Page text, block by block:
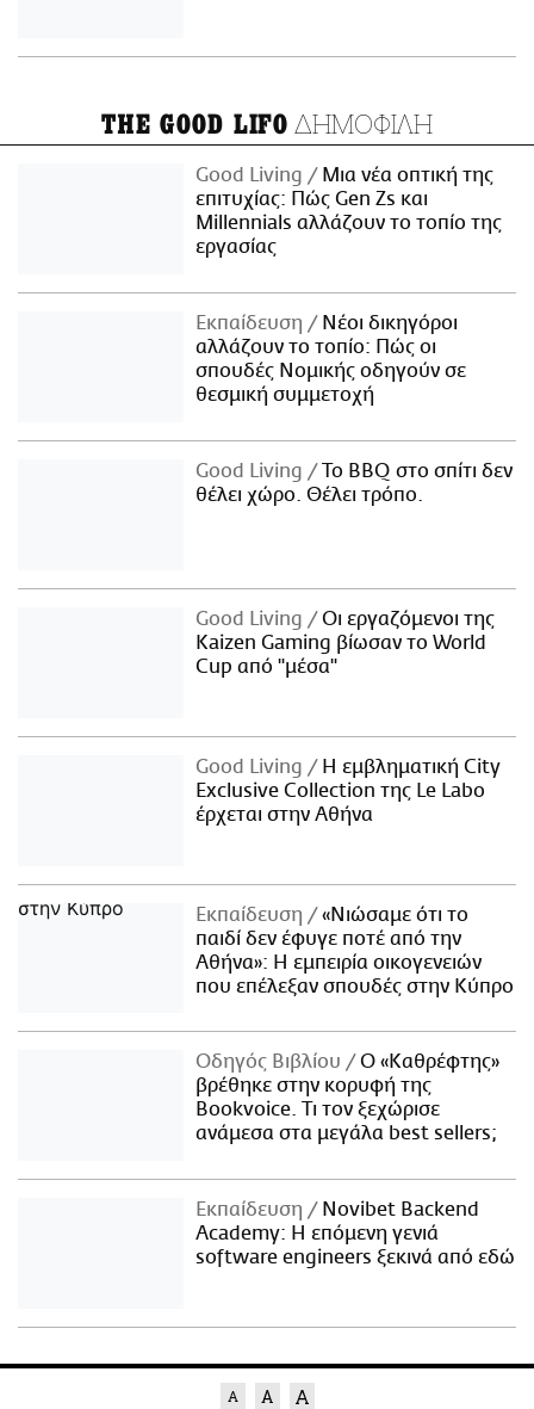
THE GOOD LIFO ΔΗΜΟΦΙΛΗ
Good Living
Μια νέα οπτική της
επιτυχίας: Πώς Gen Zs και
Millennials αλλάζουν το τοπίο της
εργασίας
Εκπαίδευση
Νέοι δικηγόροι
αλλάζουν το τοπίο: Πώς οι
σπουδές Νομικής οδηγούν σε
θεσμική συμμετοχή
Good Living
Το BBQ στο σπίτι δεν
θέλει χώρο. Θέλει τρόπο.
Good Living
Οι εργαζόμενοι της
Kaizen Gaming βίωσαν το World
Cup από "μέσα"
Good Living
Η εμβληματική City
Exclusive Collection της Le Labo
έρχεται στην Αθήνα
Εκπαίδευση
«Νιώσαμε ότι το
παιδί δεν έφυγε ποτέ από την
Αθήνα»: Η εμπειρία οικογενειών
που επέλεξαν σπουδές στην Κύπρο
Οδηγός Βιβλίου
Ο «Καθρέφτης»
βρέθηκε στην κορυφή της
Bookvoice. Τι τον ξεχώρισε
ανάμεσα στα μεγάλα best sellers;
Εκπαίδευση
Novibet Backend
Academy: Η επόμενη γενιά
software engineers ξεκινά από εδώ